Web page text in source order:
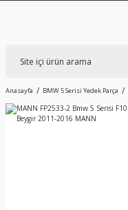
Anasayfa BMW 5 Serisi Yedek Parça